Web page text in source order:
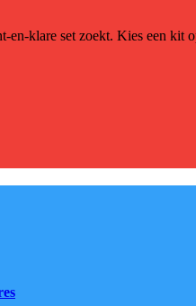
en-klare set zoekt. Kies een kit